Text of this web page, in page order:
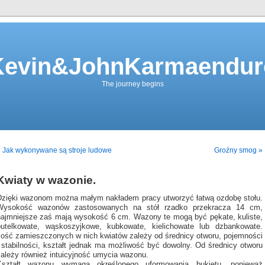
The journey begins
Jak wykonywane są stroje ludowe Groźny smog »
w wazonie.
wazonom można małym nakładem pracy utworzyć łatwą ozdobę stołu.
wazonów zastosowanych na stół rzadko przekracza 14 cm,
zaś mają wysokość 6 cm. Wazony te mogą być pękate, kuliste,
wąskoszyjkowe, kubkowate, kielichowate lub dzbankowate.
zamieszczonych w nich kwiatów zależy od średnicy otworu, pojemności
kształt jednak ma możliwość być dowolny. Od średnicy otworu
również intuicyjność umycia wazonu.